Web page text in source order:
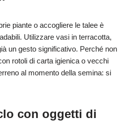
piante o accogliere le talee è
Utilizzare vasi in terracotta,
un gesto significativo. Perché non
rotoli di carta igienica o vecchi
al momento della semina: si
con oggetti di